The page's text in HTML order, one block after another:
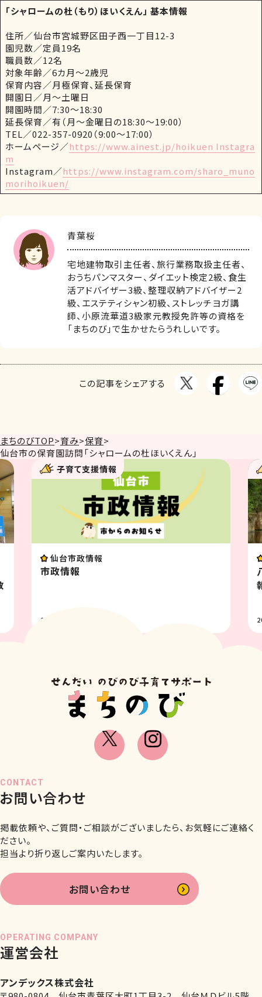
「シャロームの杜（もり）ほいくえん」 基本情報
住所／仙台市宮城野区田子西一丁目12-3
園児数／定員19名
職員数／12名
対象年齢／6カ月～2歳児
保育内容／月極保育、延長保育
開園日／月～土曜日
開園時間／7:30～18:30
延長保育／有（月～金曜日の18:30～19:00）
TEL／022-357-0920（9:00～17:00）
ホームページ／https://www.ainest.jp/hoikuen Instagra
m
Instagram／https://www.instagram.com/sharo_muno
morihoikuen/
青葉桜
宅地建物取引主任者、旅行業務取扱主任者、
おうちパンマスター、ダイエット検定2級、食生
活アドバイザー3級、整理収納アドバイザー2
級、エステティシャン初級、ストレッチヨガ講
師、小原流華道3級家元教授免許等の資格を
「まちのび」で生かせたらうれしいです。
この記事をシェアする
まちのびTOP>育み>保育>
仙台市の保育園訪問「シャロームの杜ほいくえん」
支援情報 子育て支援情報
八木山動物公園
OPERATING COMPANY
運営会社
アンデックス株式会社
CONTACT
お問い合わせ
掲載依頼や、ご質問・ご相談がございましたら、お気軽にご連絡く
ださい。
担当より折り返しご案内いたします。
お問い合わせ